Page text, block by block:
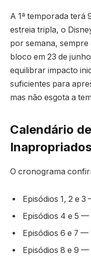
A 1ª temporada terá
estreia tripla, o
por semana,
bloco em 23 de
equilibrar impacto
suficientes para
mas não esgota a
Calendário
O cronograma
Episódios 1, 2 e
Episódios 4 e 5
Episódios 6 e 7 —
Episódios 8 e 9 —